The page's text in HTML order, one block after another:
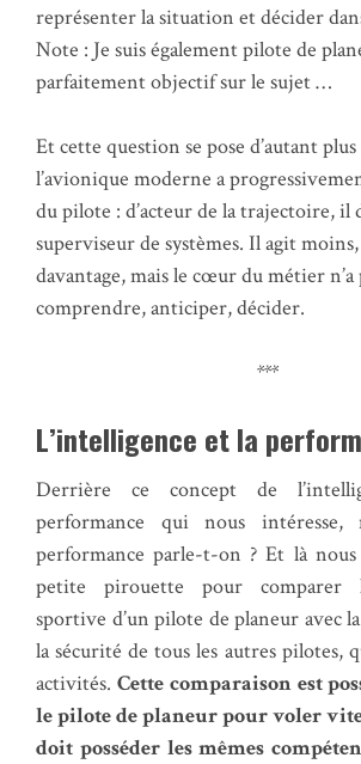
représenter la situation et décider
Note : Je suis également pilote de
parfaitement objectif sur le sujet …
Et cette question se pose d’autant
l’avionique moderne a
du pilote : d’acteur de la trajectoire, il
superviseur de systèmes. Il agit
davantage, mais le cœur du métier n’a
comprendre, anticiper, décider.
***
L’intelligence et la
Derrière ce concept de
performance qui nous intéresse,
performance parle-t-on ? Et là
petite pirouette pour comparer
sportive d’un pilote de planeur avec
la sécurité de tous les autres pilotes,
activités. Cette comparaison est
le pilote de planeur pour voler
doit posséder les mêmes